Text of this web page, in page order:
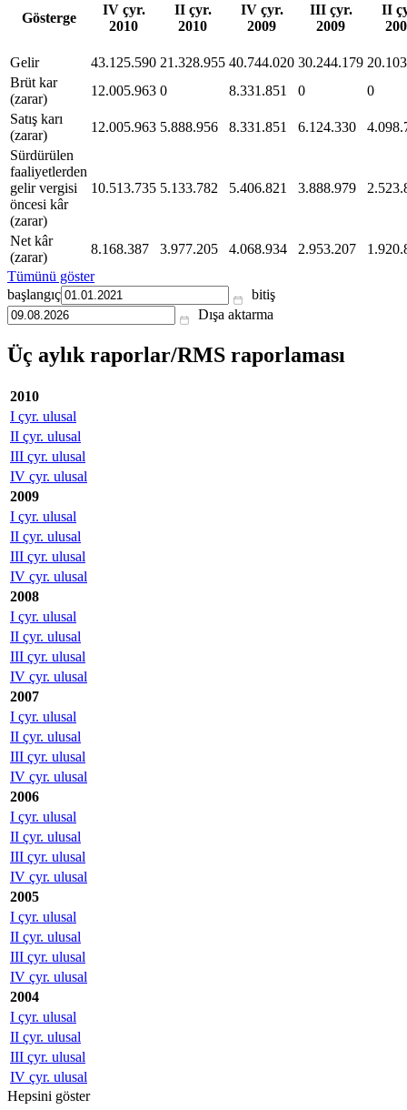
Gösterge
IV çyr.
2010
II çyr.
2010
IV çyr.
2009
III çyr.
2009
II
Gelir 43.125.590 21.328.955 40.744.020 30.244.179
Brüt kar
(zarar)
12.005.963 0 8.331.851 0
0
Satış karı
(zarar)
12.005.963 5.888.956 8.331.851 6.124.330
Sürdürülen
faaliyetlerden
gelir vergisi
öncesi kâr
(zarar)
10.513.735 5.133.782 5.406.821 3.888.979
Net kâr
(zarar)
8.168.387 3.977.205 4.068.934 2.953.207
Tümünü göster
başlangıç
bitiş
Dışa aktarma
Üç aylık raporlar/RMS raporlaması
2010
I çyr. ulusal
II çyr. ulusal
III çyr. ulusal
IV çyr. ulusal
2009
I çyr. ulusal
II çyr. ulusal
III çyr. ulusal
IV çyr. ulusal
2008
I çyr. ulusal
II çyr. ulusal
III çyr. ulusal
IV çyr. ulusal
2007
I çyr. ulusal
II çyr. ulusal
III çyr. ulusal
IV çyr. ulusal
2006
I çyr. ulusal
II çyr. ulusal
III çyr. ulusal
IV çyr. ulusal
2005
I çyr. ulusal
II çyr. ulusal
III çyr. ulusal
IV çyr. ulusal
2004
I çyr. ulusal
II çyr. ulusal
III çyr. ulusal
IV çyr. ulusal
Hepsini göster